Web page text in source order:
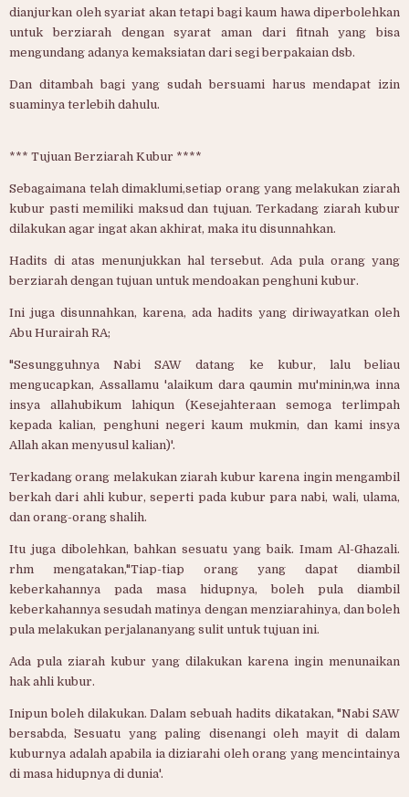
dianjurkan oleh syariat akan tetapi bagi kaum hawa diperbolehkan
untuk berziarah dengan syarat aman dari fitnah yang bisa
mengundang adanya kemaksiatan dari segi berpakaian dsb.
Dan ditambah bagi yang sudah bersuami harus mendapat izin
suaminya terlebih dahulu.
*** Tujuan Berziarah Kubur ****
Sebagaimana telah dimaklumi,setiap orang yang melakukan ziarah
kubur pasti memiliki maksud dan tujuan. Terkadang ziarah kubur
dilakukan agar ingat akan akhirat, maka itu disunnahkan.
Hadits di atas menunjukkan hal tersebut. Ada pula orang yang
berziarah dengan tujuan untuk mendoakan penghuni kubur.
Ini juga disunnahkan, karena, ada hadits yang diriwayatkan oleh
Abu Hurairah RA;
"Sesungguhnya Nabi SAW datang ke kubur, lalu beliau
mengucapkan, Assallamu 'alaikum dara qaumin mu'minin,wa inna
insya allahubikum lahiqun (Kesejahteraan semoga terlimpah
kepada kalian, penghuni negeri kaum mukmin, dan kami insya
Allah akan menyusul kalian)'.
Terkadang orang melakukan ziarah kubur karena ingin mengambil
berkah dari ahli kubur, seperti pada kubur para nabi, wali, ulama,
dan orang-orang shalih.
Itu juga dibolehkan, bahkan sesuatu yang baik. Imam Al-Ghazali.
rhm mengatakan,"Tiap-tiap orang yang dapat diambil
keberkahannya pada masa hidupnya, boleh pula diambil
keberkahannya sesudah matinya dengan menziarahinya, dan boleh
pula melakukan perjalananyang sulit untuk tujuan ini.
Ada pula ziarah kubur yang dilakukan karena ingin menunaikan
hak ahli kubur.
Inipun boleh dilakukan. Dalam sebuah hadits dikatakan, "Nabi SAW
bersabda, `Sesuatu yang paling disenangi oleh mayit di dalam
kuburnya adalah apabila ia diziarahi oleh orang yang mencintainya
di masa hidupnya di dunia'.